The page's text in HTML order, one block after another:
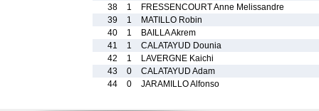
38
1
FRESSENCOURT Anne Melissandre
39
1
MATILLO Robin
40
1
BAILLA Akrem
41
1
CALATAYUD Dounia
42
1
LAVERGNE Kaichi
43
0
CALATAYUD Adam
44
0 JARAMILLO Alfonso